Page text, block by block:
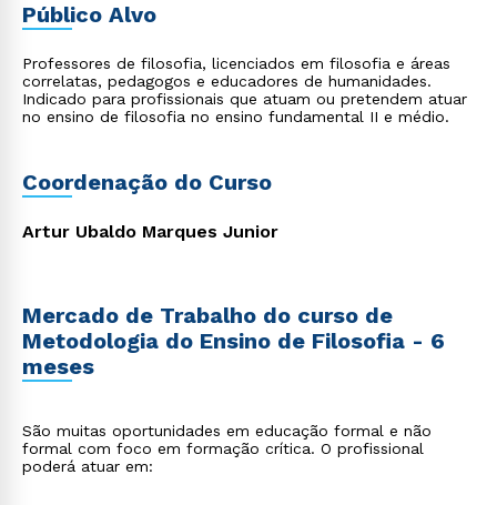
Público Alvo
Professores de filosofia, licenciados em filosofia e áreas
correlatas, pedagogos e educadores de humanidades.
Indicado para profissionais que atuam ou pretendem atuar
no ensino de filosofia no ensino fundamental II e médio.
Coordenação do Curso
Artur Ubaldo Marques Junior
Mercado de Trabalho do curso de
Metodologia do Ensino de Filosofia - 6
meses
São muitas oportunidades em educação formal e não
formal com foco em formação crítica. O profissional
poderá atuar em: